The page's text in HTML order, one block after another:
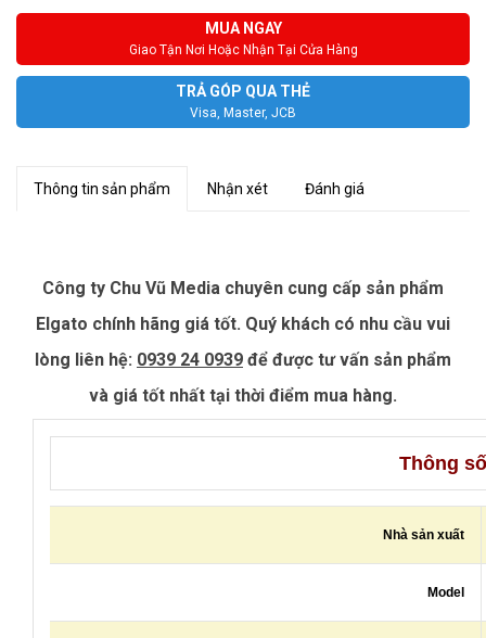
MUA NGAY
Giao Tận Nơi Hoặc Nhận Tại Cửa Hàng
TRẢ GÓP QUA THẺ
Visa, Master, JCB
Thông tin sản phẩm Nhận xét Đánh giá
Công ty Chu Vũ Media chuyên cung cấp sản phẩm
Elgato chính hãng giá tốt. Quý khách có nhu cầu vui
lòng liên hệ: 0939 24 0939 để được tư vấn sản phẩm
và giá tốt nhất tại thời điểm mua hàng.
Thông
Nhà sản xuất
Model